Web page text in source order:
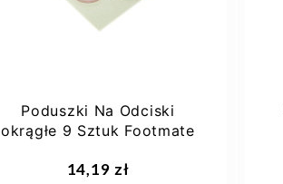
Poduszki Na Odciski
okrągłe 9 Sztuk Footmate
14,19 zł